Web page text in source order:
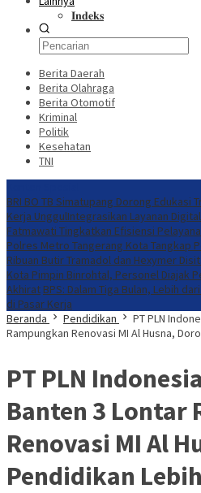
𝐈𝐧𝐝𝐞𝐤𝐬
Berita Daerah
Berita Olahraga
Berita Otomotif
Kriminal
Politik
Kesehatan
TNI
​BRI BO TB Simatupang Dorong Edukasi
Kerja Unggul​Integrasikan Layanan
Fatmawati Tingkatkan Efisiensi
Polres Metro Tangerang Kota Tangkap
Ribuan Butir Tramadol dan Hexymer
Kota Pimpin Binrohtal, Personel Diajak
Akhirat BPS: Dalam Tiga Bulan, Lebih
di Pasar Kerja
Beranda
Pendidikan
PT PLN
Rampungkan Renovasi MI Al Husna,
PT PLN
Banten 3 Lontar
Renovasi MI Al
Pendidikan